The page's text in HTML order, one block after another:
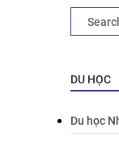
DU HỌC
Du học